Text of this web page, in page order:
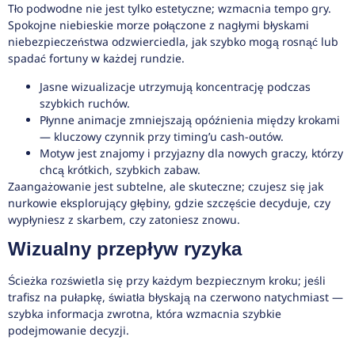
Tło podwodne nie jest tylko estetyczne; wzmacnia tempo gry.
Spokojne niebieskie morze połączone z nagłymi błyskami
niebezpieczeństwa odzwierciedla, jak szybko mogą rosnąć lub
spadać fortuny w każdej rundzie.
Jasne wizualizacje utrzymują koncentrację podczas
szybkich ruchów.
Płynne animacje zmniejszają opóźnienia między krokami
— kluczowy czynnik przy timing’u cash-outów.
Motyw jest znajomy i przyjazny dla nowych graczy, którzy
chcą krótkich, szybkich zabaw.
Zaangażowanie jest subtelne, ale skuteczne; czujesz się jak
nurkowie eksplorujący głębiny, gdzie szczęście decyduje, czy
wypłyniesz z skarbem, czy zatoniesz znowu.
Wizualny przepływ ryzyka
Ścieżka rozświetla się przy każdym bezpiecznym kroku; jeśli
trafisz na pułapkę, światła błyskają na czerwono natychmiast —
szybka informacja zwrotna, która wzmacnia szybkie
podejmowanie decyzji.